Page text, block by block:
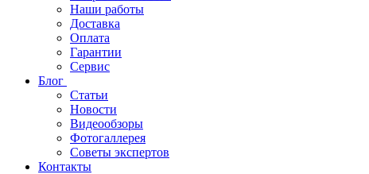
Наши работы
Доставка
Оплата
Гарантии
Сервис
Блог
Статьи
Новости
Видеообзоры
Фотогаллерея
Советы экспертов
Контакты